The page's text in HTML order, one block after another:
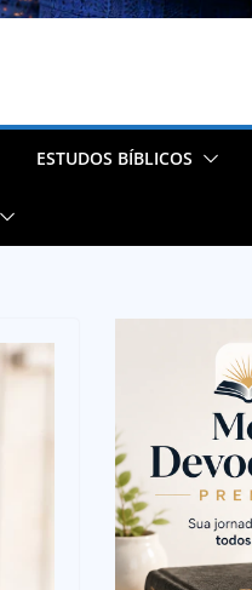
ESTUDOS BÍBLICOS